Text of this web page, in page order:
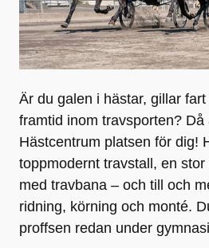
Är du galen i hästar, gillar
framtid inom travsporten? Då
Hästcentrum platsen för dig!
toppmodernt travstall, en
med travbana – och till och
ridning, körning och monté.
proffsen redan under